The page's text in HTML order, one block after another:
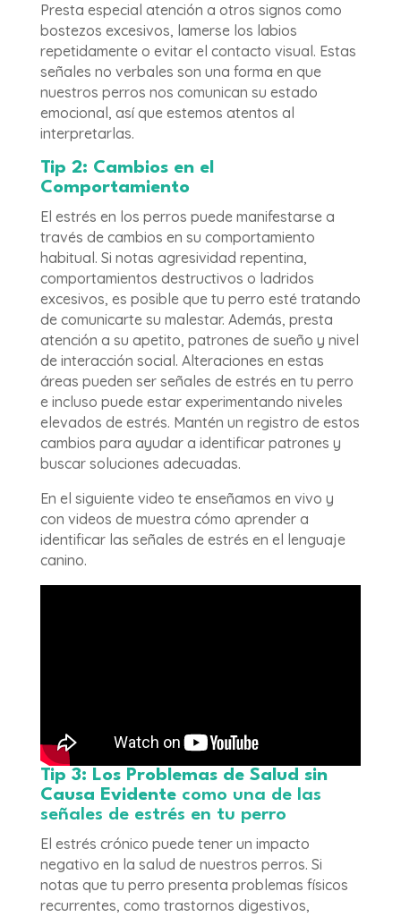
Presta especial atención a otros signos como
bostezos excesivos, lamerse los labios
repetidamente o evitar el contacto visual. Estas
señales no verbales son una forma en que
nuestros perros nos comunican su estado
emocional, así que estemos atentos al
interpretarlas.
Tip 2: Cambios en el
Comportamiento
El estrés en los perros puede manifestarse a
través de cambios en su comportamiento
habitual. Si notas agresividad repentina,
comportamientos destructivos o ladridos
excesivos, es posible que tu perro esté tratando
de comunicarte su malestar. Además, presta
atención a su apetito, patrones de sueño y nivel
de interacción social. Alteraciones en estas
áreas pueden ser señales de estrés en tu perro
e incluso puede estar experimentando niveles
elevados de estrés. Mantén un registro de estos
cambios para ayudar a identificar patrones y
buscar soluciones adecuadas.
En el siguiente video te enseñamos en vivo y
con videos de muestra cómo aprender a
identificar las señales de estrés en el lenguaje
canino.
Tip 3: Los Problemas de Salud sin
Causa Evidentecomo una de las
señales de estrés en tu perro
El estrés crónico puede tener un impacto
negativo en la salud de nuestros perros. Si
notas que tu perro presenta problemas físicos
recurrentes, como trastornos digestivos,